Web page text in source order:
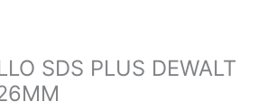
SDS PLUS DEWALT